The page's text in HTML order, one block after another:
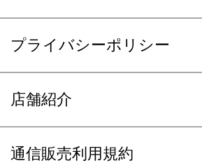
プライバシーポリシー
店舗紹介
通信販売利用規約